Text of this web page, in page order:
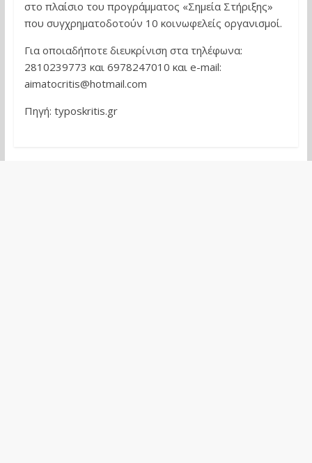
στο πλαίσιο του προγράμματος «Σημεία Στήριξης»
που συγχρηματοδοτούν 10 κοινωφελείς οργανισμοί.
Για οποιαδήποτε διευκρίνιση στα τηλέφωνα:
2810239773 και 6978247010 και e-mail:
aimatocritis@hotmail.com
Πηγή: typoskritis.gr